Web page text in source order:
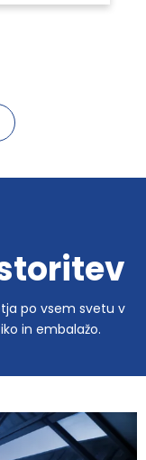
poprodajno
po vsem svetu v
in embalažo.